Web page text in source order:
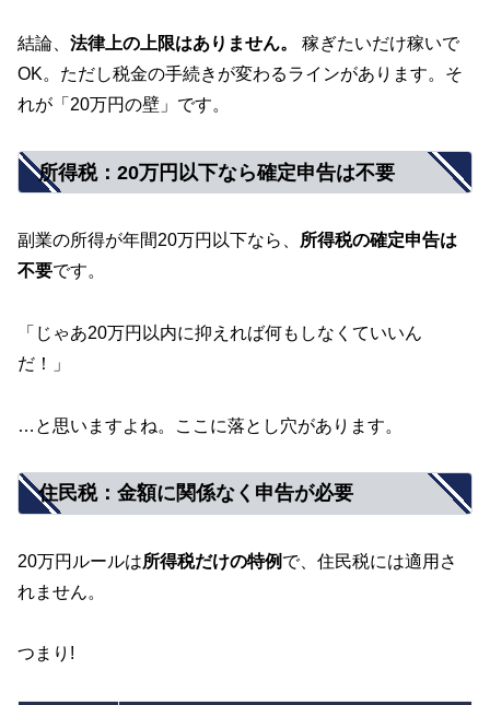
結論、 法律上の上限はありません。
稼ぎたいだけ稼いで
OK。ただし税金の手続きが変わるラインがあります。そ
れが「20万円の壁」です。
所得税：20万円以下なら確定申告は不要
副業の所得が年間20万円以下なら、 所得税の確定申告は
不要です。
「じゃあ20万円以内に抑えれば何もしなくていいん
だ！」
…と思いますよね。ここに落とし穴があります。
住民税：金額に関係なく申告が必要
20万円ルールは所得税だけの特例 で、住民税には適用さ
れません。
つまり!